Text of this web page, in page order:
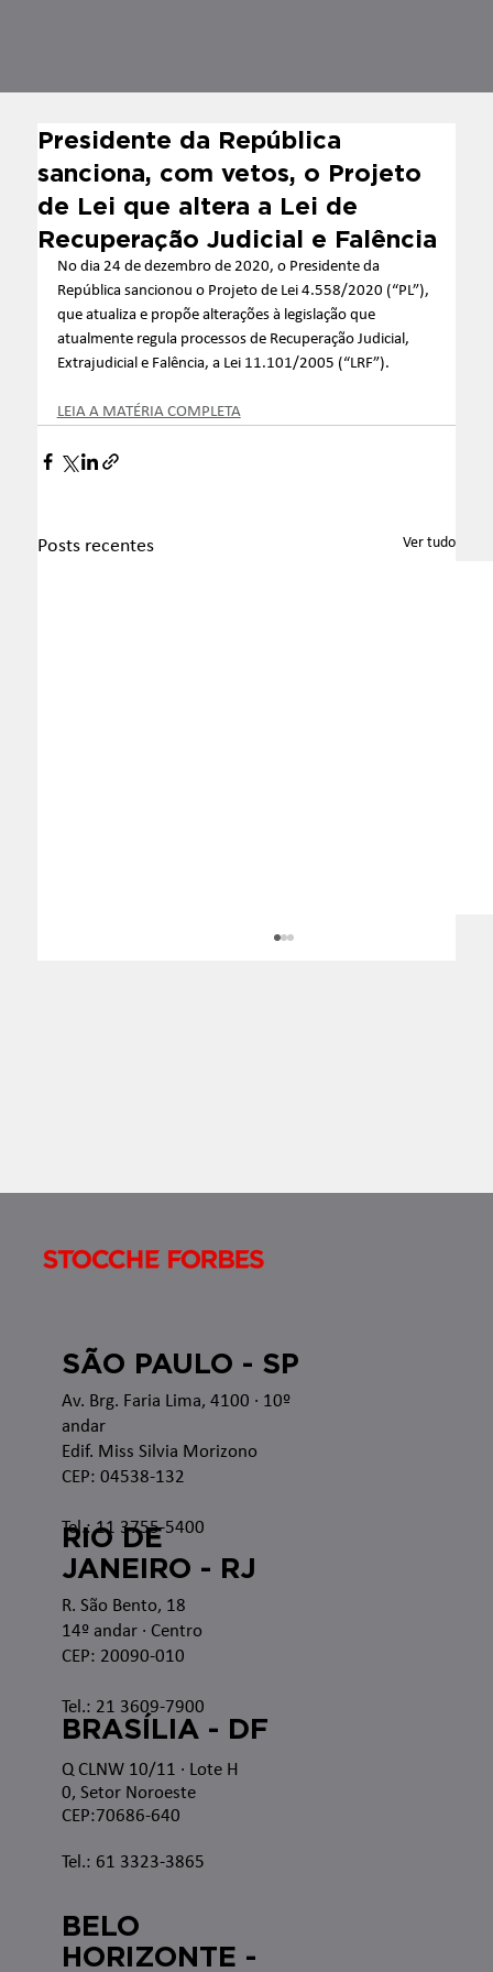
Presidente da República
sanciona, com vetos, o Projeto
de Lei que altera a Lei de
Recuperação Judicial e Falência
No dia 24 de dezembro de 2020, o Presidente da
República sancionou o Projeto de Lei 4.558/2020 (“PL”),
que atualiza e propõe alterações à legislação que
atualmente regula processos de Recuperação Judicial,
Extrajudicial e Falência, a Lei 11.101/2005 (“LRF”).
LEIA A MATÉRIA COMPLETA
Posts recentes Ver tudo
Av. Brg. Faria Lima, 4100 · 10º
andar
Edif. Miss Silvia Morizono
CEP: 04538-132
Tel.: 11 3755-5400
SÃO PAULO - SP
RIO DE
JANEIRO - RJ
R. São Bento, 18
14º andar · Centro
CEP: 20090-010
Tel.: 21 3609-7900
Q CLNW 10/11 · Lote H
0, Setor Noroeste
CEP:70686-640
Tel.: 61 3323-3865
BRASÍLIA - DF
BELO
HORIZONTE -